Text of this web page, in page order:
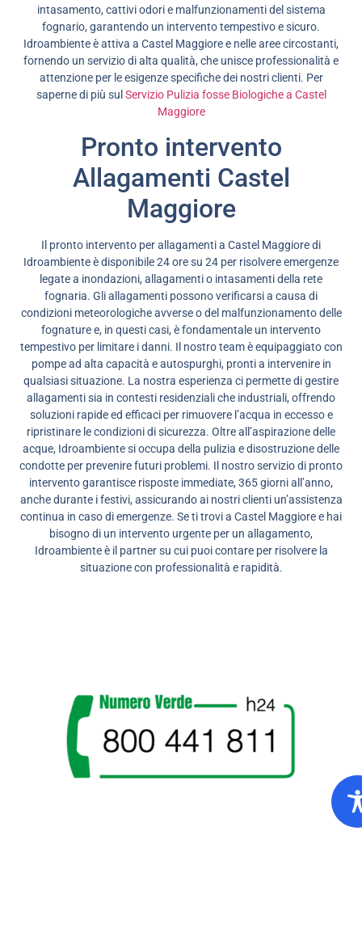
intasamento, cattivi odori e malfunzionamenti del sistema
fognario, garantendo un intervento tempestivo e sicuro.
Idroambiente è attiva a Castel Maggiore e nelle aree circostanti,
fornendo un servizio di alta qualità, che unisce professionalità e
attenzione per le esigenze specifiche dei nostri clienti. Per
saperne di più sul Servizio Pulizia fosse Biologiche a Castel
Maggiore
Pronto intervento
Allagamenti Castel
Maggiore
Il pronto intervento per allagamenti a Castel Maggiore di
Idroambiente è disponibile 24 ore su 24 per risolvere emergenze
legate a inondazioni, allagamenti o intasamenti della rete
fognaria. Gli allagamenti possono verificarsi a causa di
condizioni meteorologiche avverse o del malfunzionamento delle
fognature e, in questi casi, è fondamentale un intervento
tempestivo per limitare i danni. Il nostro team è equipaggiato con
pompe ad alta capacità e autospurghi, pronti a intervenire in
qualsiasi situazione. La nostra esperienza ci permette di gestire
allagamenti sia in contesti residenziali che industriali, offrendo
soluzioni rapide ed efficaci per rimuovere l’acqua in eccesso e
ripristinare le condizioni di sicurezza. Oltre all’aspirazione delle
acque, Idroambiente si occupa della pulizia e disostruzione delle
condotte per prevenire futuri problemi. Il nostro servizio di pronto
intervento garantisce risposte immediate, 365 giorni all’anno,
anche durante i festivi, assicurando ai nostri clienti un’assistenza
continua in caso di emergenze. Se ti trovi a Castel Maggiore e hai
bisogno di un intervento urgente per un allagamento,
Idroambiente è il partner su cui puoi contare per risolvere la
situazione con professionalità e rapidità.